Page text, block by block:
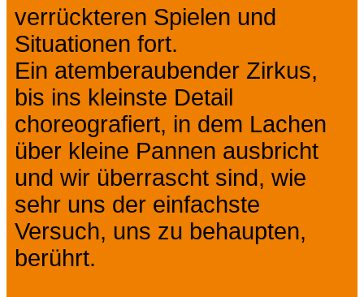
verrückteren Spielen und
Situationen fort.
Ein atemberaubender Zirkus,
bis ins kleinste Detail
choreografiert, in dem Lachen
über kleine Pannen ausbricht
und wir überrascht sind, wie
sehr uns der einfachste
Versuch, uns zu behaupten,
berührt.